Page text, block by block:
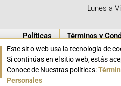
Lunes a
Políticas Términos y
Este sitio web usa la tecnología de
Si continúas en el sitio web, estás
Conoce de Nuestras políticas:
Personales